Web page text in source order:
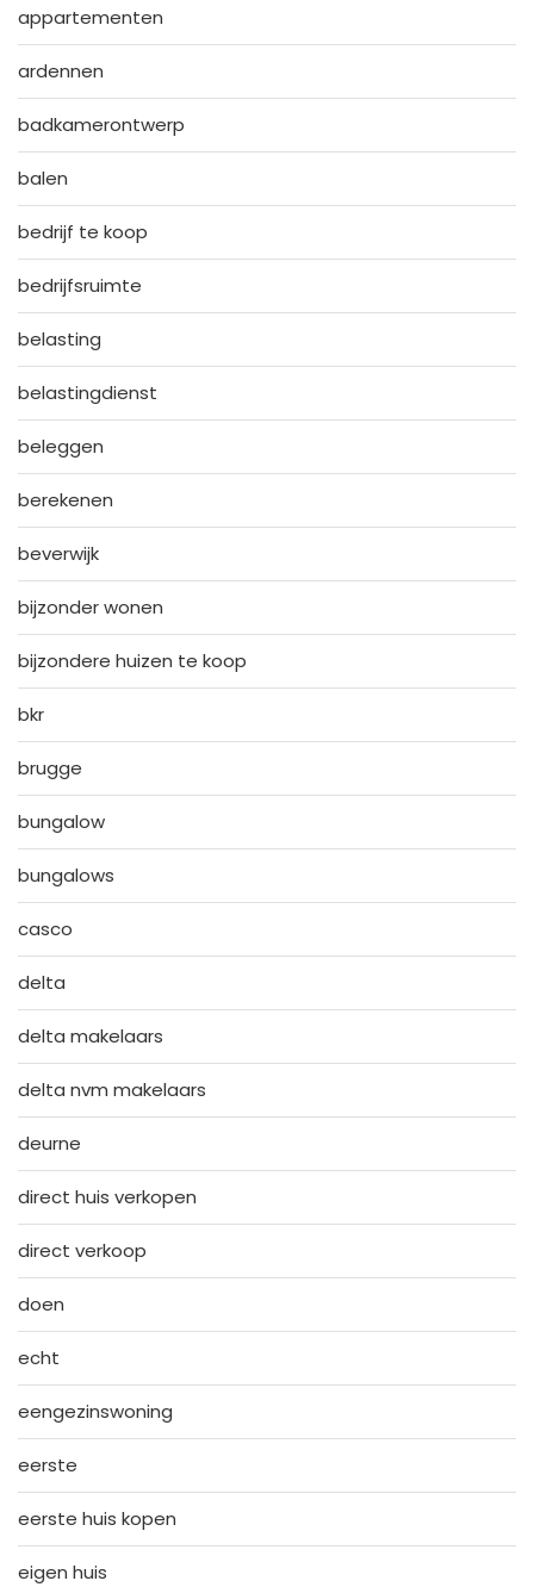
appartementen
ardennen
badkamerontwerp
balen
bedrijf te koop
bedrijfsruimte
belasting
belastingdienst
beleggen
berekenen
beverwijk
bijzonder wonen
bijzondere huizen te koop
bkr
brugge
bungalow
bungalows
casco
delta
delta makelaars
delta nvm makelaars
deurne
direct huis verkopen
direct verkoop
doen
echt
eengezinswoning
eerste
eerste huis kopen
eigen huis